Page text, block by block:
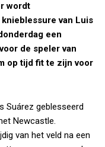
wordt
van Luis
een
de speler van
op tijd fit te zijn voor
Suárez geblesseerd
Newcastle.
van het veld na een